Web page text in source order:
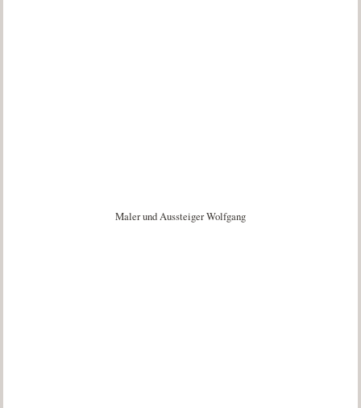
Maler und Aussteiger Wolfgang